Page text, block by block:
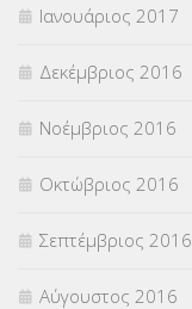
Ιανουάριος 2017
Δεκέμβριος 2016
Νοέμβριος 2016
Οκτώβριος 2016
Σεπτέμβριος 2016
Αύγουστος 2016